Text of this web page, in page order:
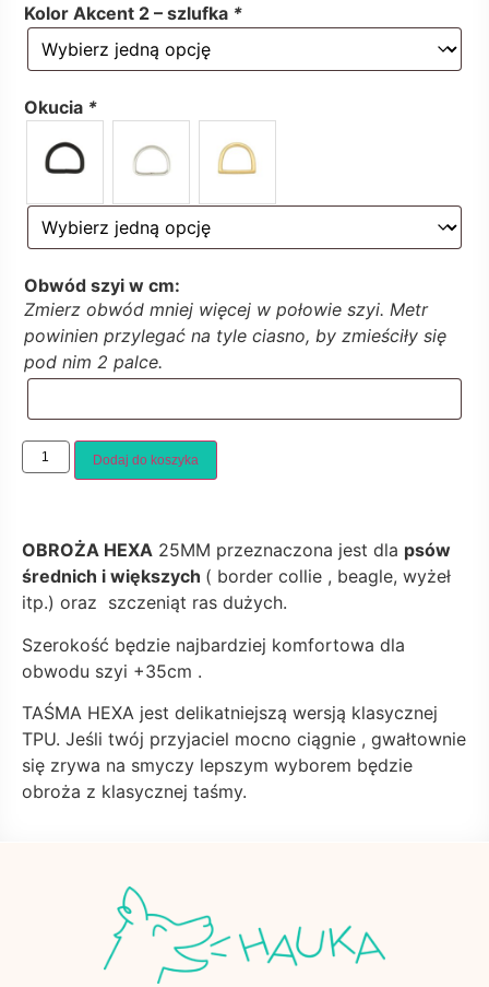
Kolor Akcent 2 – szlufka *
Okucia *
Obwód szyi w cm:
Zmierz obwód mniej więcej w połowie szyi. Metr
powinien przylegać na tyle ciasno, by zmieściły się
pod nim 2 palce.
Dodaj do koszyka
OBROŻA HEXA 25MM przeznaczona jest dla psów
średnich i większych ( border collie , beagle, wyżeł
itp.) oraz szczeniąt ras dużych.
Szerokość będzie najbardziej komfortowa dla
obwodu szyi +35cm .
TAŚMA HEXA jest delikatniejszą wersją klasycznej
TPU. Jeśli twój przyjaciel mocno ciągnie , gwałtownie
się zrywa na smyczy lepszym wyborem będzie
obroża z klasycznej taśmy.